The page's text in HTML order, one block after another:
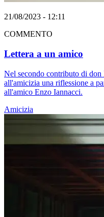
21/08/2023 - 12:11
COMMENTO
Lettera a un amico
Nel secondo contributo di
all'amicizia una riflessione a
all'amico Enzo Iannacci.
Amicizia